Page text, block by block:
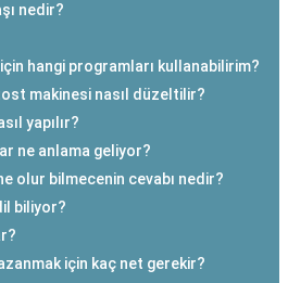
nedir?
hangi programları kullanabilirim?
makinesi nasıl düzeltilir?
yapılır?
ne anlama geliyor?
olur bilmecenin cevabı nedir?
biliyor?
için kaç net gerekir?